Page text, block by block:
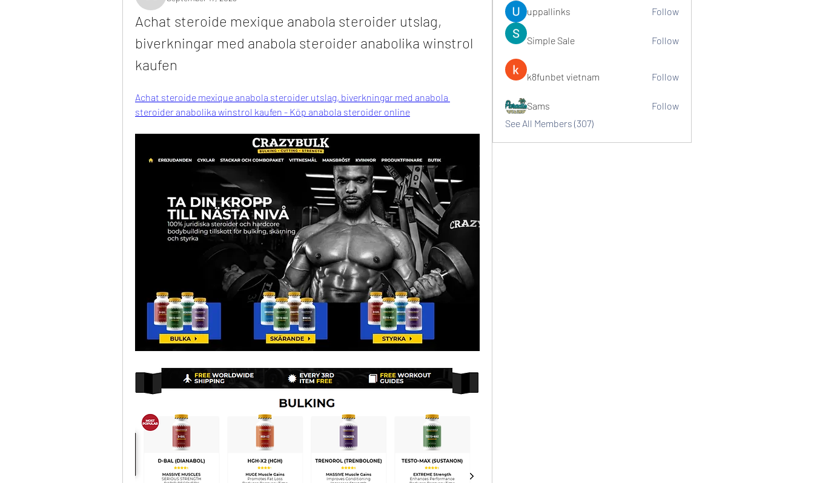
Achat steroide mexique anabola steroider utslag,
biverkningar med anabola steroider anabolika winstrol
kaufen
Achat steroide mexique anabola steroider utslag, biverkningar med anabola
steroider anabolika winstrol kaufen - Köp anabola steroider online
uppallinks
Follow
Simple Sale Follow
k8funbet vietnam Follow
Sams
Follow
See All Members (307)